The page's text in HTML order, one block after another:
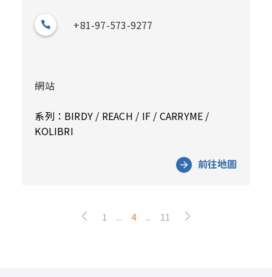
+81-97-573-9277
網站
系列：BIRDY / REACH / IF / CARRYME /
KOLIBRI
前往地圖
1 ... 4 ... 11